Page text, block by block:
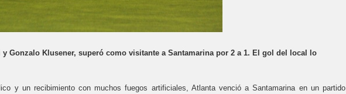
Gonzalo Klusener, superó como visitante a Santamarina por 2 a 1. El gol del local lo
y un recibimiento con muchos fuegos artificiales, Atlanta venció a Santamarina en un partido